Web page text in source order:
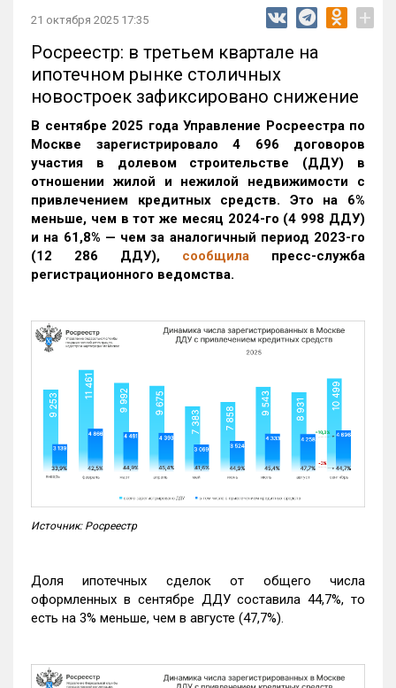
21 октября 2025 17:35 +
Росреестр: в третьем квартале на
ипотечном рынке столичных
новостроек зафиксировано снижение
В сентябре 2025 года Управление Росреестра по
Москве зарегистрировало 4 696 договоров
участия в долевом строительстве (ДДУ) в
отношении жилой и нежилой недвижимости с
привлечением кредитных средств. Это на 6%
меньше, чем в тот же месяц 2024-го (4 998 ДДУ)
и на 61,8% — чем за аналогичный период 2023-го
(12 286 ДДУ), сообщила пресс-служба
регистрационного ведомства.
Источник: Росреестр
Доля ипотечных сделок от общего числа
оформленных в сентябре ДДУ составила 44,7%, то
есть на 3% меньше, чем в августе (47,7%).